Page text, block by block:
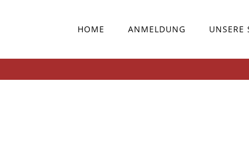
HOME ANMELDUNG UNSERE